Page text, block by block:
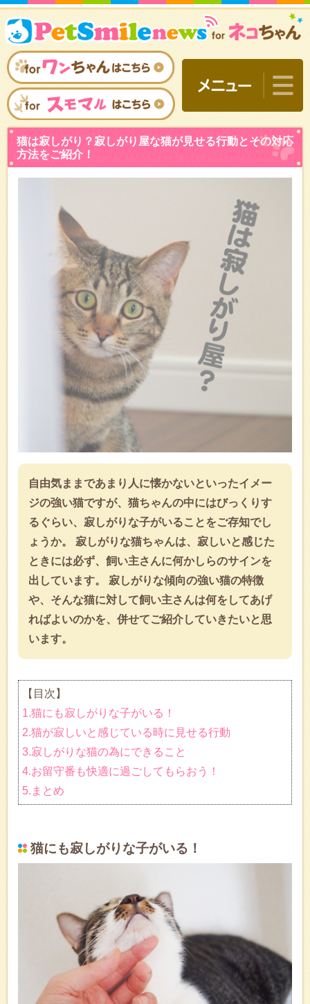
猫は寂しがり？寂しがり
方法をご紹介！
自由気ままであまり人に懐かないといったイメー
ジの強い猫ですが、猫ちゃんの中にはびっくりす
るぐらい、寂しがりな子がいることをご存知でし
ょうか。 寂しがりな猫ちゃんは、寂しいと感じた
ときには必ず、飼い主さんに何かしらのサインを
出しています。 寂しがりな傾向の強い猫の特徴
や、⁬そんな猫に対して飼い主さんは何をしてあげ
ればよいのかを、併せてご紹介していきたいと思
います。
【目次】
1.猫にも寂しがりな子がいる！
2.猫が寂しいと感じている時に見せる行動
3.寂しがりな猫の為にできること
4.お留守番も快適に過ごしてもらおう！
5.まとめ
猫にも寂しがりな子がいる！